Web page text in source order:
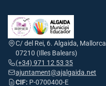
C/ del Rei, 6. Algaida, Mallorca
07210 (Illes Balears)
(+34) 971 12 53 35
ajuntament@ajalgaida.net
CIF: P-0700400-E